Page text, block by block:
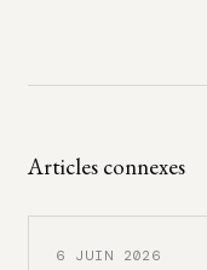
Articles connexes
6 JUIN 2026